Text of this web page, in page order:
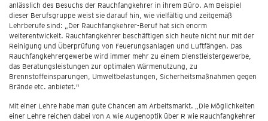
anlässlich des Besuchs der Rauchfangkehrer in ihrem Büro. Am Beispiel
dieser Berufsgruppe weist sie darauf hin, wie vielfältig und zeitgemäß
Lehrberufe sind: „Der Rauchfangkehrer-Beruf hat sich enorm
weiterentwickelt. Rauchfangkehrer beschäftigen sich heute nicht nur mit der
Reinigung und Überprüfung von Feuerungsanlagen und Luftfängen. Das
Rauchfangkehrergewerbe wird immer mehr zu einem Dienstleistergewerbe,
das Beratungsleistungen zur optimalen Wärmenutzung, zu
Brennstoffeinsparungen, Umweltbelastungen, Sicherheitsmaßnahmen gegen
Brände etc. anbietet."
Mit einer Lehre habe man gute Chancen am Arbeitsmarkt. „Die Möglichkeiten
einer Lehre reichen dabei von A wie Augenoptik über R wie Rauchfangkehrer